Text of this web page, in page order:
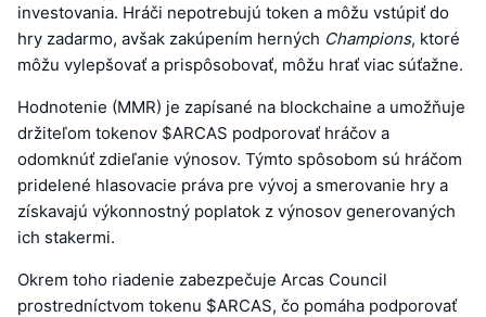
investovania. Hráči nepotrebujú token a môžu vstúpiť do
hry zadarmo, avšak zakúpením herných Champions, ktoré
môžu vylepšovať a prispôsobovať, môžu hrať viac súťažne.
Hodnotenie (MMR) je zapísané na blockchaine a umožňuje
držiteľom tokenov $ARCAS podporovať hráčov a
odomknúť zdieľanie výnosov. Týmto spôsobom sú hráčom
pridelené hlasovacie práva pre vývoj a smerovanie hry a
získavajú výkonnostný poplatok z výnosov generovaných
ich stakermi.
Okrem toho riadenie zabezpečuje Arcas Council
prostredníctvom tokenu $ARCAS, čo pomáha podporovať